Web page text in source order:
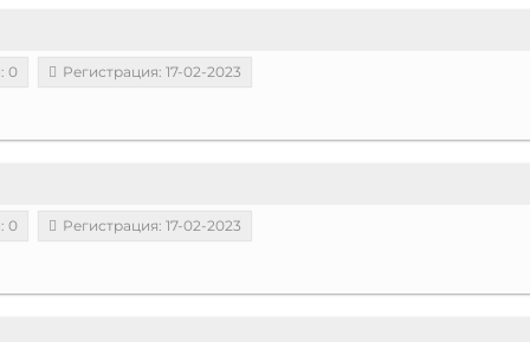
0 Регистрация: 17-02-2023
0 Регистрация: 17-02-2023